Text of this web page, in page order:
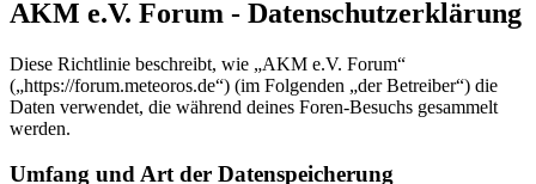
AKM e.V. Forum - Datenschutzerklärung
Diese Richtlinie beschreibt, wie „AKM e.V. Forum“
(„https://forum.meteoros.de“) (im Folgenden „der Betreiber“) die
Daten verwendet, die während deines Foren-Besuchs gesammelt
werden.
Umfang und Art der Datenspeicherung